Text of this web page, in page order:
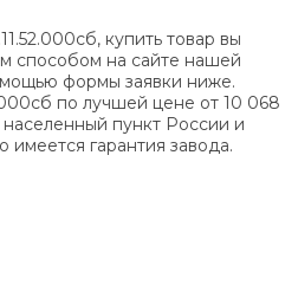
купить товар вы
способом на сайте нашей
формы заявки ниже.
по лучшей цене от 10 068
пункт России и
гарантия завода.